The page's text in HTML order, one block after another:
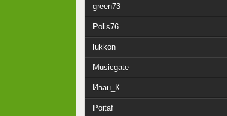
green73
Polis76
lukkon
Musicgate
Иван_К
Poitaf